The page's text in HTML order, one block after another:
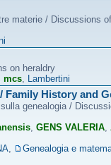
materie / Discussions
on heraldry
mcs Lambertini
Family History and
genealogia /
GENS VALERIA
Genealogia e